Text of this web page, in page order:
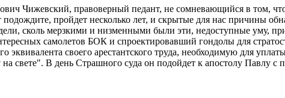
Чижевский, правоверный педант, не сомневающийся в том,
подождите, пройдет несколько лет, и скрытые для нас причины
сколь мерзкими и низменными были эти, недоступные уму,
самолетов БОК и спроектировавший гондолы для
эквивалента своего арестантского труда, необходимую для
на свете". В день Страшного суда он подойдет к апостолу Павлу с